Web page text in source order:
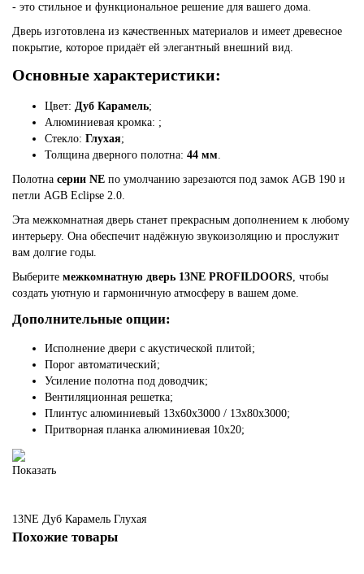
- это стильное и функциональное решение для вашего дома.
Дверь изготовлена из качественных материалов и имеет древесное
покрытие, которое придаёт ей элегантный внешний вид.
Основные характеристики:
Цвет: Дуб Карамель;
Алюминиевая кромка: ;
Стекло: Глухая;
Толщина дверного полотна: 44 мм.
Полотна серии NE по умолчанию зарезаются под замок AGB 190 и
петли AGB Eclipse 2.0.
Эта межкомнатная дверь станет прекрасным дополнением к любому
интерьеру. Она обеспечит надёжную звукоизоляцию и прослужит
вам долгие годы.
Выберите межкомнатную дверь 13NE PROFILDOORS, чтобы
создать уютную и гармоничную атмосферу в вашем доме.
Дополнительные опции:
Исполнение двери с акустической плитой;
Порог автоматический;
Усиление полотна под доводчик;
Вентиляционная решетка;
Плинтус алюминиевый 13х60х3000 / 13х80х3000;
Притворная планка алюминиевая 10x20;
Показать
13NE Дуб Карамель Глухая
Похожие товары